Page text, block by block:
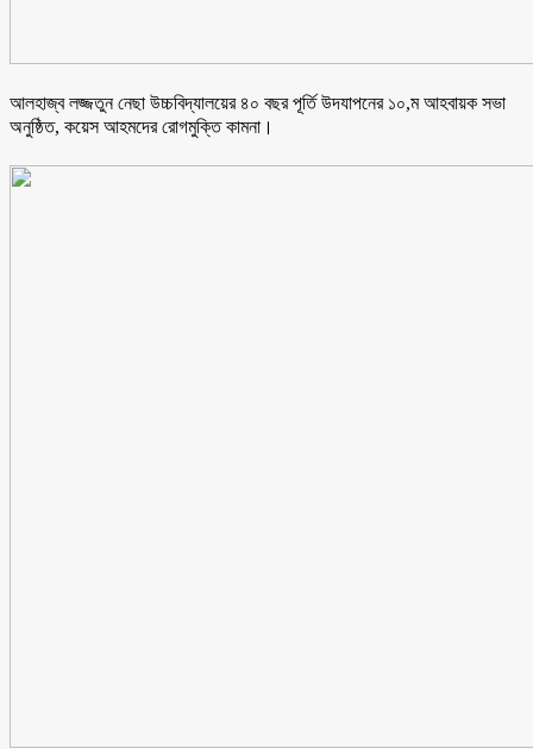
আলহাজ্ব লজ্জতুন নেছা উচ্চবিদ্যালয়ের ৪০ বছর পূর্তি উদযাপনের ১০,ম আহবায়ক সভা
অনুষ্ঠিত, কয়েস আহমদের রোগমুক্তি কামনা।